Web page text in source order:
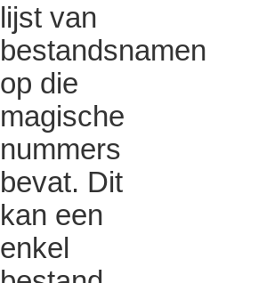
lijst van
bestandsnamen
op die
magische
nummers
bevat. Dit
kan een
enkel